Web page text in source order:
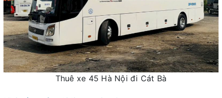
Thuê xe 45 Hà Nội đi Cát Bà